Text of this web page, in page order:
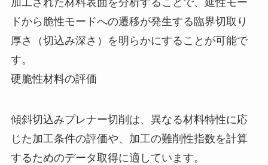
加工された材料表面を分析することで、延性モー
ドから脆性モードへの遷移が発生する臨界切取り
厚さ（切込み深さ）を明らかにすることが可能で
す。
硬脆性材料の評価
傾斜切込みプレナー切削は、異なる材料特性に応
じた加工条件の評価や、加工の難削性指数を計算
するためのデータ取得に適しています。